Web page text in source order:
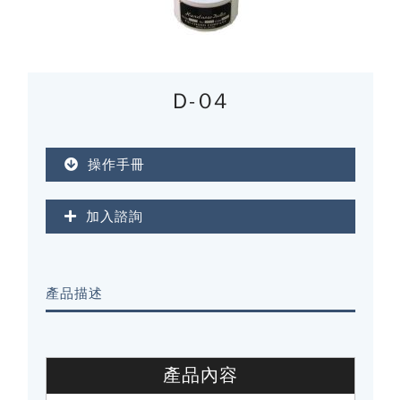
D-04
操作手冊
加入諮詢
產品描述
產品內容